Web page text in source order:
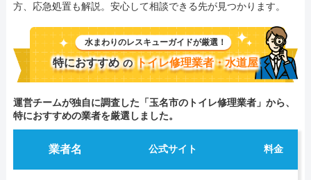
方、応急処置も解説。安心して相談できる先が見つかります。
水まわりのレスキューガイドが厳選！
特におすすめ の トイレ修理業者・水道屋
運営チームが独自に調査した「玉名市のトイレ修理業者」から、
特におすすめの業者を厳選しました。
業者名 公式サイト 料金